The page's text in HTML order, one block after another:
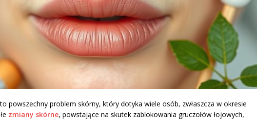
powszechny problem skórny, który dotyka wiele osób, zwłaszcza w okresie
zmiany skórne, powstające na skutek zablokowania gruczołów łojowych,